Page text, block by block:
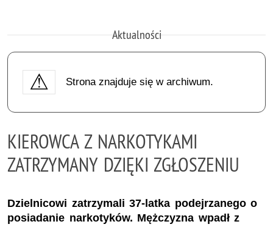
Aktualności
Strona znajduje się w archiwum.
KIEROWCA Z NARKOTYKAMI
ZATRZYMANY DZIĘKI ZGŁOSZENIU
Dzielnicowi zatrzymali 37-latka podejrzanego o
posiadanie narkotyków. Mężczyzna wpadł z